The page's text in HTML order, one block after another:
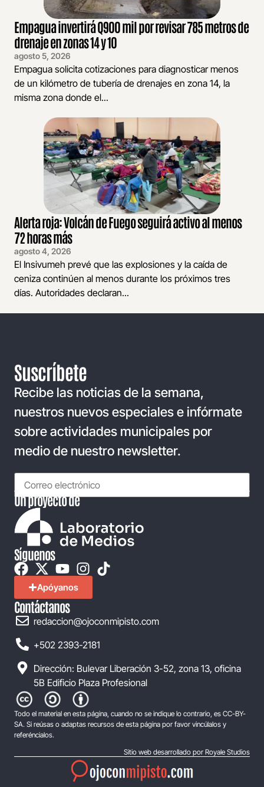
Empagua invertirá Q900 mil por revisar 785 metros de
drenaje en zonas 14 y 10
agosto 5, 2026
Empagua solicita cotizaciones para diagnosticar menos
de un kilómetro de tubería de drenajes en zona 14, la
misma zona donde el...
Alerta roja: Volcán de Fuego seguirá activo al menos
72 horas más
agosto 4, 2026
El Insivumeh prevé que las explosiones y la caída de
ceniza continúen al menos durante los próximos tres
días. Autoridades declaran...
Suscríbete
Recibe las noticias de la semana,
nuestros nuevos especiales e infórmate
sobre actividades municipales por
medio de nuestro newsletter.
Un proyecto de
Síguenos
Apóyanos
Contáctanos
redaccion@ojoconmipisto.com
+502 2393-2181
Dirección: Bulevar Liberación 3-52, zona 13, oficina
5B Edificio Plaza Profesional
Todo el material en esta página, cuando no se indique lo contrario, es CC-BY-
SA. Si reúsas o adaptas recursos de esta página por favor vincúlalos y
referéncialos.
Sitio web desarrollado por Royale Studios